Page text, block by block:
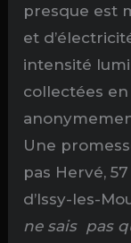
presque est
et
intensité
collectées
Une
pas Hervé,
d’Issy-les-
ne sais pas